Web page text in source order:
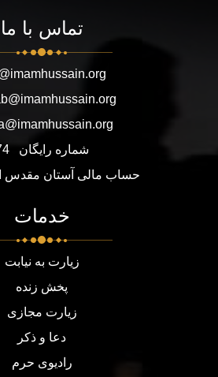
تماس با ما
شماره رایگان
حساب مالی آستان مقدس
خدمات
زیارت به نیابت
پخش زنده
زیارت مجازی
دعا و ذکر
رادیوی حرم